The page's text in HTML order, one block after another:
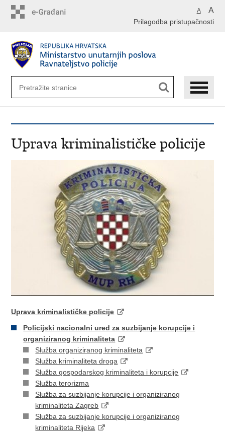
A A
Prilagodba pristupačnosti
Uprava kriminalističke policije
Uprava kriminalističke policije
Policijski nacionalni ured za suzbijanje korupcije i
organiziranog kriminaliteta
Služba organiziranog kriminaliteta
Služba kriminaliteta droga
Služba gospodarskog kriminaliteta i korupcije
Služba terorizma
Služba za suzbijanje korupcije i organiziranog
kriminaliteta Zagreb
Služba za suzbijanje korupcije i organiziranog
kriminaliteta Rijeka